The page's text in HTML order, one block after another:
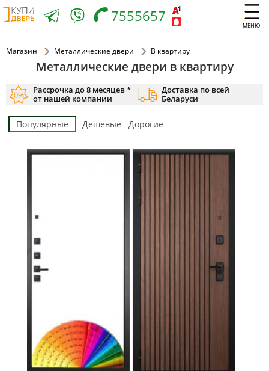
МЕНЮ
7555657
Магазин Металлические двери В квартиру
Металлические двери в квартиру
Рассрочка до 8 месяцев *
от нашей компании
Доставка по всей
Беларуси
Популярные Дешевые Дорогие